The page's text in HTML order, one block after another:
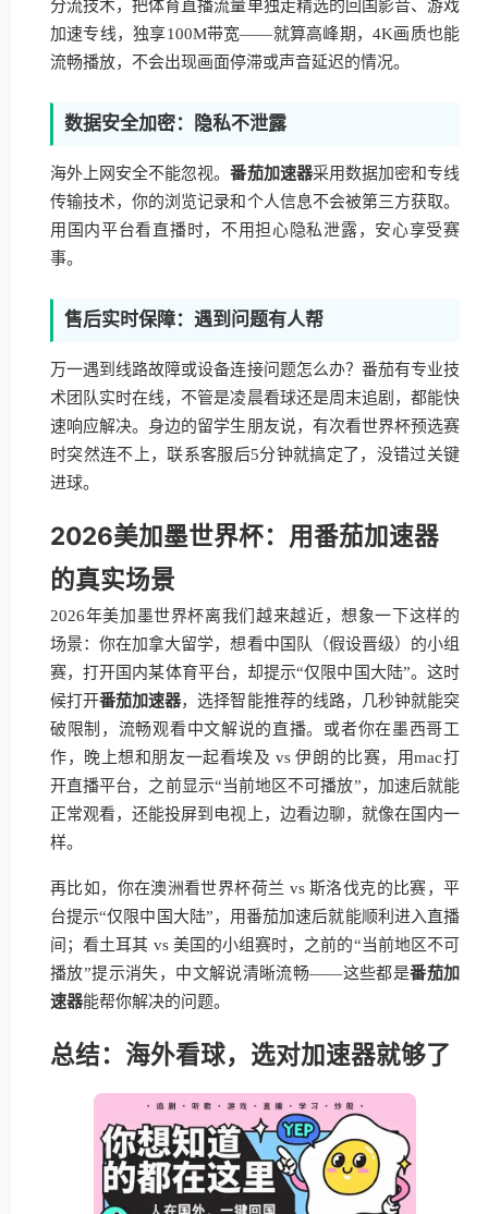
分流技术，把体育直播流量单独走精选的回国影音、游戏
加速专线，独享100M带宽——就算高峰期，4K画质也能
流畅播放，不会出现画面停滞或声音延迟的情况。
数据安全加密：隐私不泄露
海外上网安全不能忽视。番茄加速器采用数据加密和专线
传输技术，你的浏览记录和个人信息不会被第三方获取。
用国内平台看直播时，不用担心隐私泄露，安心享受赛
事。
售后实时保障：遇到问题有人帮
万一遇到线路故障或设备连接问题怎么办？番茄有专业技
术团队实时在线，不管是凌晨看球还是周末追剧，都能快
速响应解决。身边的留学生朋友说，有次看世界杯预选赛
时突然连不上，联系客服后5分钟就搞定了，没错过关键
进球。
2026美加墨世界杯：用番茄加速器
的真实场景
2026年美加墨世界杯离我们越来越近，想象一下这样的
场景：你在加拿大留学，想看中国队（假设晋级）的小组
赛，打开国内某体育平台，却提示“仅限中国大陆”。这时
候打开番茄加速器，选择智能推荐的线路，几秒钟就能突
破限制，流畅观看中文解说的直播。或者你在墨西哥工
作，晚上想和朋友一起看埃及 vs 伊朗的比赛，用mac打
开直播平台，之前显示“当前地区不可播放”，加速后就能
正常观看，还能投屏到电视上，边看边聊，就像在国内一
样。
再比如，你在澳洲看世界杯荷兰 vs 斯洛伐克的比赛，平
台提示“仅限中国大陆”，用番茄加速后就能顺利进入直播
间；看土耳其 vs 美国的小组赛时，之前的“当前地区不可
播放”提示消失，中文解说清晰流畅——这些都是番茄加
速器能帮你解决的问题。
总结：海外看球，选对加速器就够了